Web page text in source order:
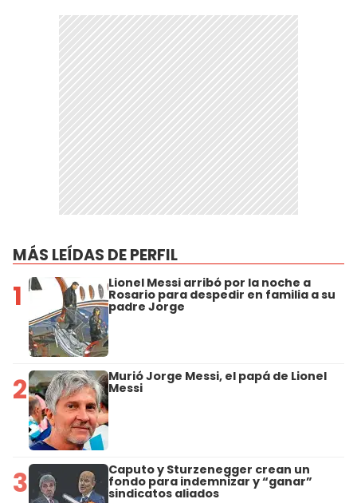
MÁS LEÍDAS DE PERFIL
1 Lionel Messi arribó por la noche a
Rosario para despedir en familia a su
padre Jorge
2 Murió Jorge Messi, el papá de Lionel
Messi
3 Caputo y Sturzenegger crean un
fondo para indemnizar y “ganar”
sindicatos aliados